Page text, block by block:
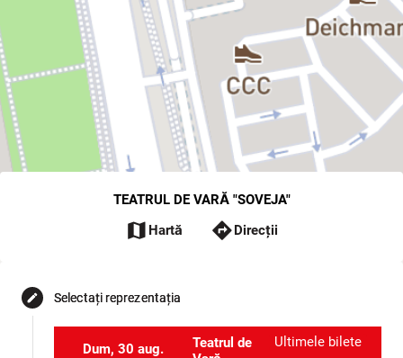
TEATRUL DE VARĂ "SOVEJA"
map Hartă directionsDirecții
edit Selectați reprezentația
Dum, 30 aug.
Teatrul de
Ultimele bilete